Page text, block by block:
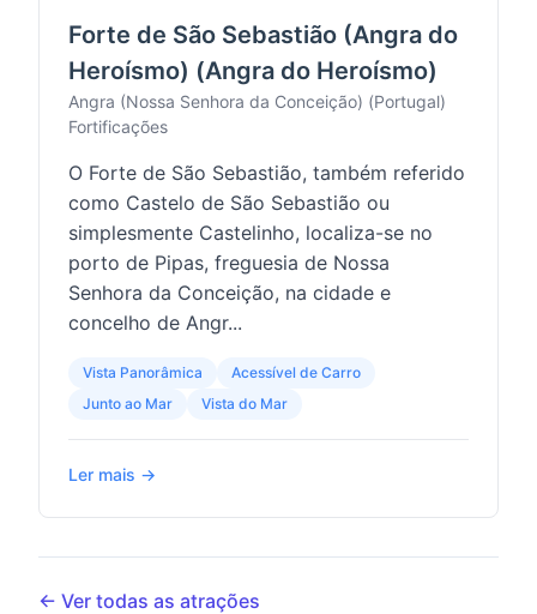
Forte de São Sebastião (Angra do
Heroísmo) (Angra do Heroísmo)
Angra (Nossa Senhora da Conceição) (Portugal)
Fortificações
O Forte de São Sebastião, também referido
como Castelo de São Sebastião ou
simplesmente Castelinho, localiza-se no
porto de Pipas, freguesia de Nossa
Senhora da Conceição, na cidade e
concelho de Angr...
Vista Panorâmica
Acessível de Carro
Junto ao Mar
Vista do Mar
Ler mais →
← Ver todas as atrações